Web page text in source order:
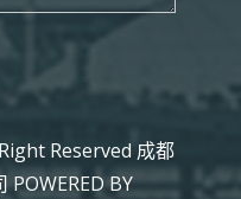
Reserved 成都
POWERED BY